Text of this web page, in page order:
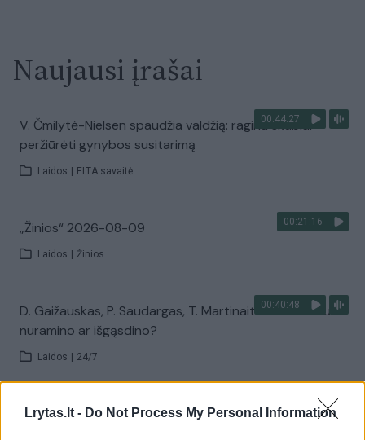
Lrytas.lt - Do Not Process My Personal Information
Naujausi įrašai
00:44:27
V. Čmilytė-Nielsen spaudžia valdžią: ragina skubiai
peržiūrėti gynybos susitarimą
Laidos ELTA savaitė
00:21:16
„Žinios“ 2026-08-09
Laidos Žinios
00:40:48
D. Gaižauskas, P. Saudargas, T. Martinaitis: valdžia mus
nuramino ar išgąsdino?
Laidos 24/7
00:00:52
Savaitės pradžia su lietumi ir perkūnija: temperatūra